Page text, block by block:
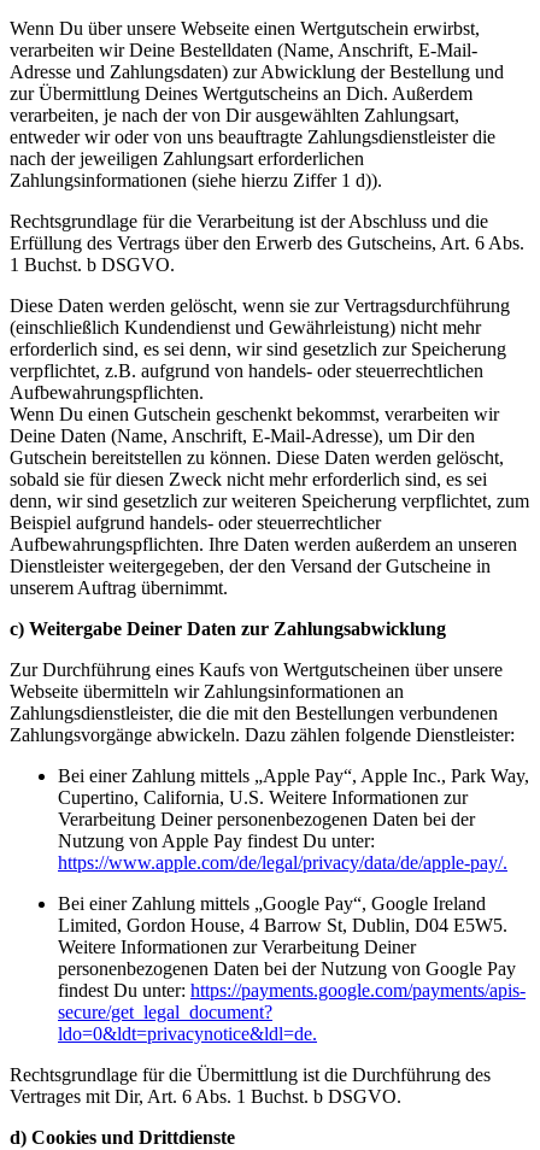
Wenn Du über unsere Webseite einen Wertgutschein erwirbst,
verarbeiten wir Deine Bestelldaten (Name, Anschrift, E-Mail-
Adresse und Zahlungsdaten) zur Abwicklung der Bestellung und
zur Übermittlung Deines Wertgutscheins an Dich. Außerdem
verarbeiten, je nach der von Dir ausgewählten Zahlungsart,
entweder wir oder von uns beauftragte Zahlungsdienstleister die
nach der jeweiligen Zahlungsart erforderlichen
Zahlungsinformationen (siehe hierzu Ziffer 1 d)).
Rechtsgrundlage für die Verarbeitung ist der Abschluss und die
Erfüllung des Vertrags über den Erwerb des Gutscheins, Art. 6 Abs.
1 Buchst. b DSGVO.
Diese Daten werden gelöscht, wenn sie zur Vertragsdurchführung
(einschließlich Kundendienst und Gewährleistung) nicht mehr
erforderlich sind, es sei denn, wir sind gesetzlich zur Speicherung
verpflichtet, z.B. aufgrund von handels- oder steuerrechtlichen
Aufbewahrungspflichten.
Wenn Du einen Gutschein geschenkt bekommst, verarbeiten wir
Deine Daten (Name, Anschrift, E-Mail-Adresse), um Dir den
Gutschein bereitstellen zu können. Diese Daten werden gelöscht,
sobald sie für diesen Zweck nicht mehr erforderlich sind, es sei
denn, wir sind gesetzlich zur weiteren Speicherung verpflichtet, zum
Beispiel aufgrund handels- oder steuerrechtlicher
Aufbewahrungspflichten. Ihre Daten werden außerdem an unseren
Dienstleister weitergegeben, der den Versand der Gutscheine in
unserem Auftrag übernimmt.
c) Weitergabe Deiner Daten zur Zahlungsabwicklung
Zur Durchführung eines Kaufs von Wertgutscheinen über unsere
Webseite übermitteln wir Zahlungsinformationen an
Zahlungsdienstleister, die die mit den Bestellungen verbundenen
Zahlungsvorgänge abwickeln. Dazu zählen folgende Dienstleister:
Bei einer Zahlung mittels „Apple Pay“, Apple Inc., Park Way,
Cupertino, California, U.S. Weitere Informationen zur
Verarbeitung Deiner personenbezogenen Daten bei der
Nutzung von Apple Pay findest Du unter:
https://www.apple.com/de/legal/privacy/data/de/apple-pay/.
Bei einer Zahlung mittels „Google Pay“, Google Ireland
Limited, Gordon House, 4 Barrow St, Dublin, D04 E5W5.
Weitere Informationen zur Verarbeitung Deiner
personenbezogenen Daten bei der Nutzung von Google Pay
findest Du unter: https://payments.google.com/payments/apis-
secure/get_legal_document?
ldo=0&ldt=privacynotice&ldl=de.
Rechtsgrundlage für die Übermittlung ist die Durchführung des
Vertrages mit Dir, Art. 6 Abs. 1 Buchst. b DSGVO.
d) Cookies und Drittdienste